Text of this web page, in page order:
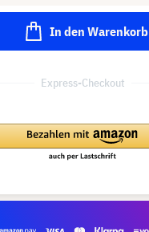
In den Warenkorb
Express-Checkout